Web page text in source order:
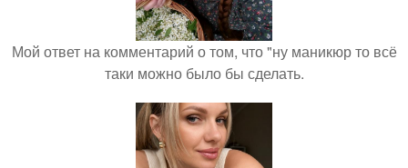
Мой ответ на комментарий о том, что "ну маникюр то всё
таки можно было бы сделать.